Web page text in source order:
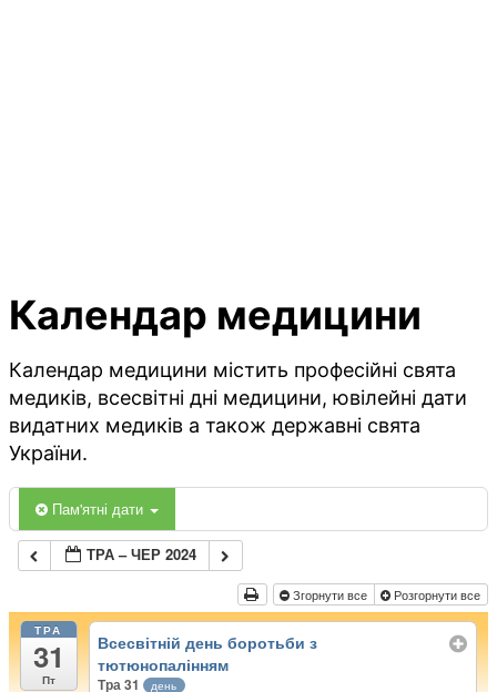
Календар медицини
Календар медицини містить професійні свята
медиків, всесвітні дні медицини, ювілейні дати
видатних медиків а також державні свята
України.
Пам'ятні дати
ТРА – ЧЕР 2024
Згорнути все Розгорнути все
ТРА
31
Пт
Всесвітній день боротьби з
тютюнопалінням
Тра 31 день